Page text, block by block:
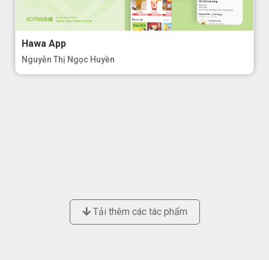
Hawa App
Nguyễn Thị Ngọc Huyền
Tải thêm các tác phẩm